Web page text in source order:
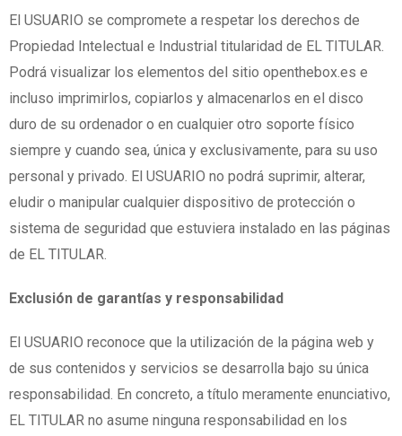
El USUARIO se compromete a respetar los derechos de
Propiedad Intelectual e Industrial titularidad de EL TITULAR.
Podrá visualizar los elementos del sitio openthebox.es e
incluso imprimirlos, copiarlos y almacenarlos en el disco
duro de su ordenador o en cualquier otro soporte físico
siempre y cuando sea, única y exclusivamente, para su uso
personal y privado. El USUARIO no podrá suprimir, alterar,
eludir o manipular cualquier dispositivo de protección o
sistema de seguridad que estuviera instalado en las páginas
de EL TITULAR.
Exclusión de garantías y responsabilidad
El USUARIO reconoce que la utilización de la página web y
de sus contenidos y servicios se desarrolla bajo su única
responsabilidad. En concreto, a título meramente enunciativo,
EL TITULAR no asume ninguna responsabilidad en los